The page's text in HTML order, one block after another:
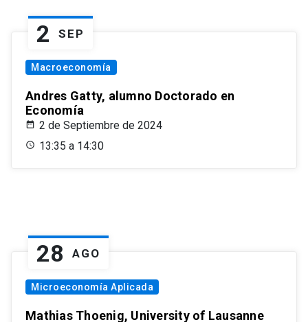
2 SEP
Macroeconomía
Andres Gatty, alumno Doctorado en
Economía
2 de Septiembre de 2024
13:35 a 14:30
28 AGO
Microeconomía Aplicada
Mathias Thoenig, University of Lausanne